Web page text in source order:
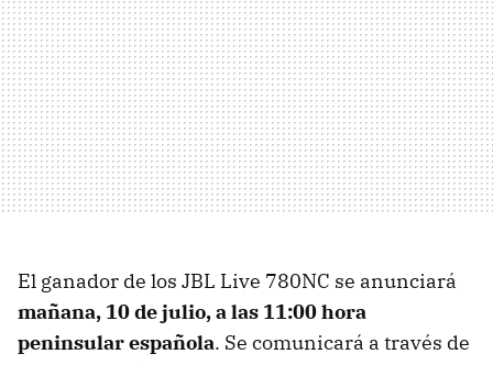
El ganador de los JBL Live 780NC se anunciará
mañana, 10 de julio, a las 11:00 hora
peninsular española. Se comunicará a través de